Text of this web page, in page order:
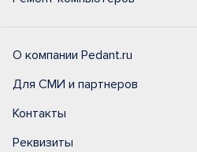
О компании Pedant.ru
Для СМИ и партнеров
Контакты
Реквизиты